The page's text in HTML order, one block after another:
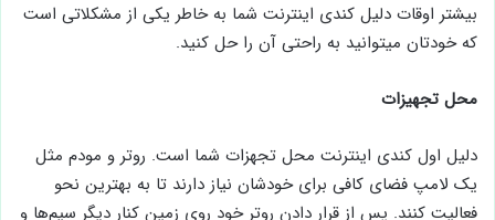
بیشتر اوقات دلیل کندی اینترنت شما به خاطر یکی از مشکلاتی است
که خودتان میتوانید به راحتی آن را حل کنید.
محل تجهیزات
دلیل اول کندی اینترنت محل تجهزات شما است. روتر و مودم مثل
یک لامپ فضای کافی برای خودشان نیاز دارند تا به بهترین نحو
فعالیت کنند. پس از قرار دادن روتر خود روی زمین کنار دیگر سیم‌ها و